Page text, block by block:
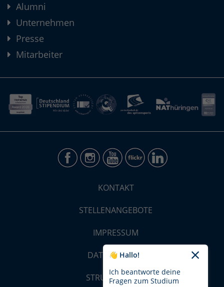
Alumni
Unternehmen
Presse
Mitarbeiter
KONTAKT
STELLENANGEBOTE
IMPRESSUM
DATENSCHUTZ
STRUKTUR-MAP
👋 Hallo!
Ich beantworte deine
Fragen zum Studium